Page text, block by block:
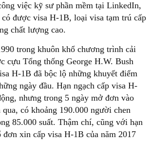
việc kỹ sư phần mềm tại LinkedIn,
có được visa H-1B, loại visa tạm trú cấp
chất lượng cao.
trong khuôn khổ chương trình cải
cựu Tổng thống George H.W. Bush
H-1B đã bộc lộ những khuyết điểm
ngày đầu. Hạn ngạch cấp visa H-
nhưng trong 5 ngày mở đơn vào
có khoảng 190.000 người chen
85.000 suất. Thậm chí, cũng với hạn
đơn xin cấp visa H-1B của năm 2017